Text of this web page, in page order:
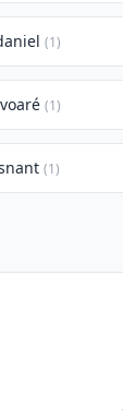
(1)
(1)
(1)